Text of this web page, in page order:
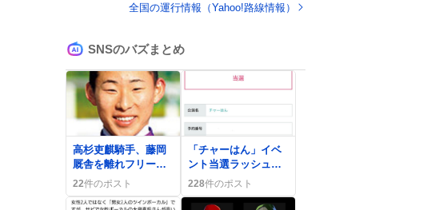
全国の運行情報（Yahoo!路線情報）
SNSのバズまとめ
高杉吏麒騎手、藤岡
厩舎を離れフリー
へ SNSで驚きや残
念の声も見られる
22件のポスト
「チャーはん」イベ
ント当選ラッシュに
歓喜の声「やば
い！！！」と「うれ
しっ♪」が続出
228件のポスト